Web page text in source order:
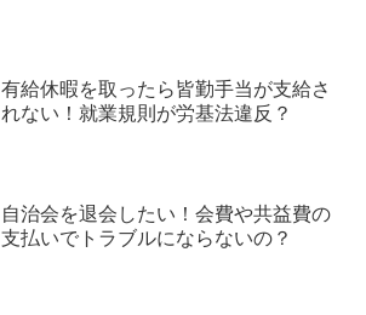
有給休暇を取ったら皆勤手当が支給さ
れない！就業規則が労基法違反？
自治会を退会したい！会費や共益費の
支払いでトラブルにならないの？